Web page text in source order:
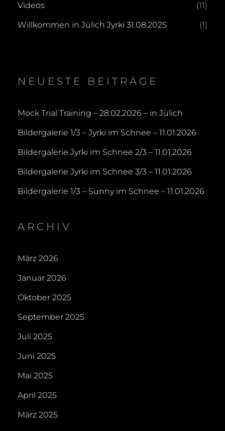
Videos (11)
Willkommen in Jülich Jyrki 31.08.2025 (1)
NEUESTE BEITRÄGE
Mock Trial Training – 28.02.2026 – in Jülich
Bildergalerie 1/3 – Jyrki im Schnee – 11.01.2026
Bildergalerie Jyrki im Schnee 2/3 – 11.01.2026
Bildergalerie Jyrki im Schnee 3/3 – 11.01.2026
Bildergalerie 1/3 – Sunny im Schnee – 11.01.2026
ARCHIV
März 2026
Januar 2026
Oktober 2025
September 2025
Juli 2025
Juni 2025
Mai 2025
April 2025
März 2025